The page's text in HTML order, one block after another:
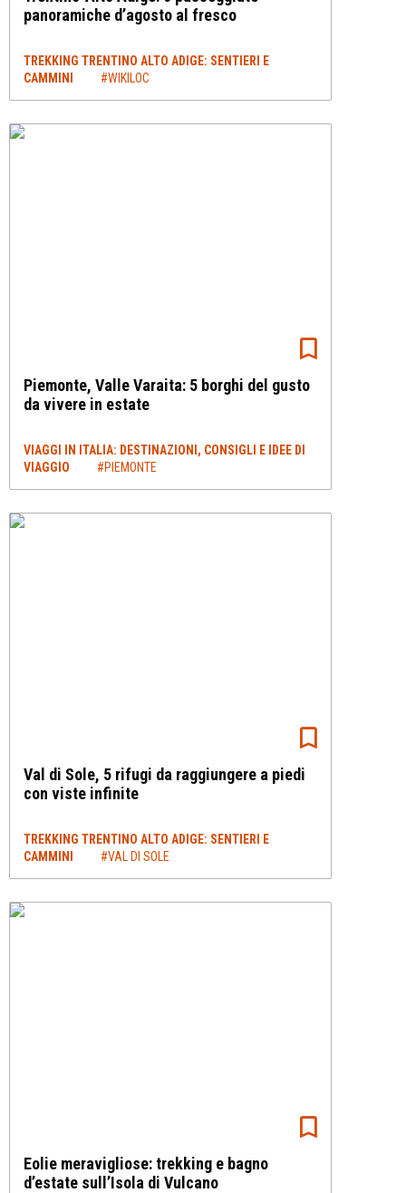
panoramiche d’agosto al fresco
TREKKING TRENTINO ALTO ADIGE: SENTIERI E
CAMMINI
#WIKILOC
Piemonte, Valle Varaita: 5 borghi del gusto
da vivere in estate
VIAGGI IN ITALIA: DESTINAZIONI, CONSIGLI E IDEE DI
VIAGGIO
#PIEMONTE
Val di Sole, 5 rifugi da raggiungere a piedi
con viste infinite
TREKKING TRENTINO ALTO ADIGE: SENTIERI E
CAMMINI
#VAL DI SOLE
Eolie meravigliose: trekking e bagno
d’estate sull’Isola di Vulcano